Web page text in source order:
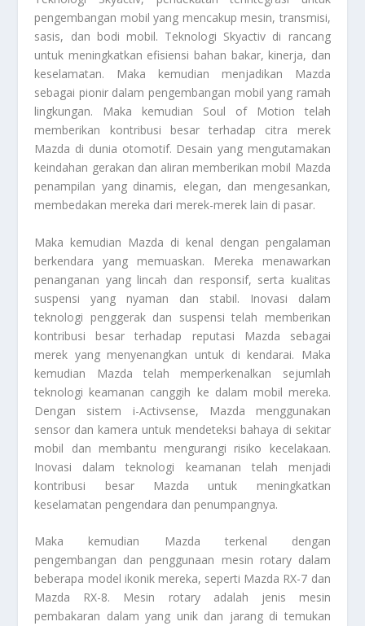
pengembangan mobil yang mencakup mesin, transmisi,
sasis, dan bodi mobil. Teknologi Skyactiv di rancang
untuk meningkatkan efisiensi bahan bakar, kinerja, dan
keselamatan. Maka kemudian menjadikan Mazda
sebagai pionir dalam pengembangan mobil yang ramah
lingkungan. Maka kemudian Soul of Motion telah
memberikan kontribusi besar terhadap citra merek
Mazda di dunia otomotif. Desain yang mengutamakan
keindahan gerakan dan aliran memberikan mobil Mazda
penampilan yang dinamis, elegan, dan mengesankan,
membedakan mereka dari merek-merek lain di pasar.
Maka kemudian Mazda di kenal dengan pengalaman
berkendara yang memuaskan. Mereka menawarkan
penanganan yang lincah dan responsif, serta kualitas
suspensi yang nyaman dan stabil. Inovasi dalam
teknologi penggerak dan suspensi telah memberikan
kontribusi besar terhadap reputasi Mazda sebagai
merek yang menyenangkan untuk di kendarai. Maka
kemudian Mazda telah memperkenalkan sejumlah
teknologi keamanan canggih ke dalam mobil mereka.
Dengan sistem i-Activsense, Mazda menggunakan
sensor dan kamera untuk mendeteksi bahaya di sekitar
mobil dan membantu mengurangi risiko kecelakaan.
Inovasi dalam teknologi keamanan telah menjadi
kontribusi besar Mazda untuk meningkatkan
keselamatan pengendara dan penumpangnya.
Maka kemudian Mazda terkenal dengan
pengembangan dan penggunaan mesin rotary dalam
beberapa model ikonik mereka, seperti Mazda RX-7 dan
Mazda RX-8. Mesin rotary adalah jenis mesin
pembakaran dalam yang unik dan jarang di temukan